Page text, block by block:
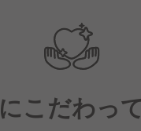
こだわっ